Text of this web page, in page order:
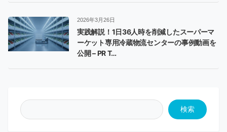
2026年3月26日
実践解説！1日36人時を削減したスーパーマ
ーケット専用冷蔵物流センターの事例動画を
公開 – PR T…
検索